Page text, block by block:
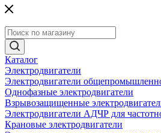
Каталог
Электродвигатели
Электродвигатели
Однофазные электродвигатели
Взрывозащищенные
Электродвигатели АДЧР для
Крановые электродвигатели